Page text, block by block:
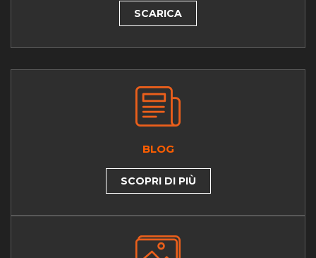
SCARICA
BLOG
SCOPRI DI PIÙ